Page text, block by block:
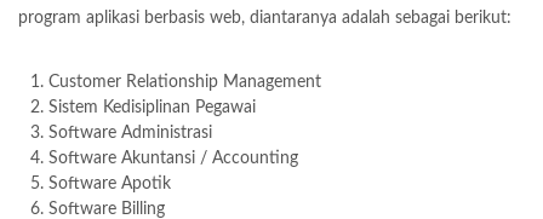
program aplikasi berbasis web, diantaranya adalah sebagai berikut:
Customer Relationship Management
Sistem Kedisiplinan Pegawai
Software Administrasi
Software Akuntansi / Accounting
Software Apotik
Software Billing